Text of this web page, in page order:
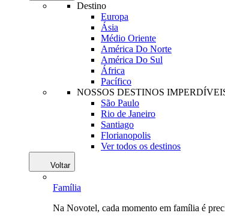
Destino
Europa
Ásia
Médio Oriente
América Do Norte
América Do Sul
África
Pacífico
NOSSOS DESTINOS
São Paulo
Rio de Janeiro
Santiago
Florianopolis
Ver todos os destinos
Voltar
Família
Na Novotel, cada momento em família é